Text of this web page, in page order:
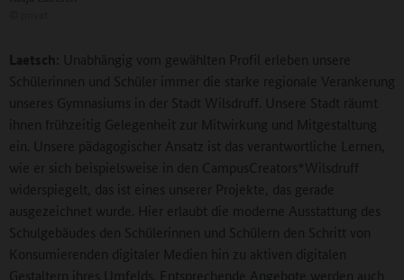
Laetsch: Unabhängig vom gewählten Profil erleben unsere
Schülerinnen und Schüler immer die starke regionale Verankerung
unseres Gymnasiums in der Stadt Wilsdruff. Unsere Stadt räumt
ihnen frühzeitig Gelegenheit zur Mitwirkung und Mitgestaltung
ein. Unsere pädagogischer Ansatz ist das verantwortliche Lernen,
wie er sich beispielsweise in den CampusCreators*Wilsdruff
widerspiegelt, das ist eines unserer Projekte, das gerade
ausgezeichnet wurde. Hier erlaubt die moderne Ausstattung des
Schulgebäudes den Schülerinnen und Schülern den Schritt von
Konsumierenden digitaler Medien hin zu aktiven digitalen
Gestaltern ihres Umfelds. Entsprechende Angebote werden auch